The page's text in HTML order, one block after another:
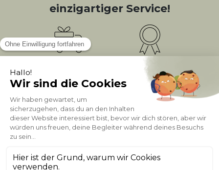
einzigartiger Service!
Bonusprogramm
PUNKTE = 5